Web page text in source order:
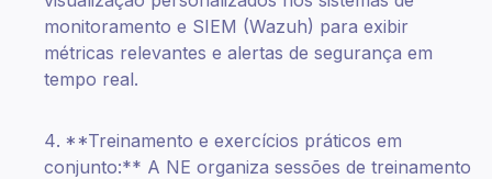
monitoramento e SIEM (Wazuh) para exibir
métricas relevantes e alertas de segurança em
tempo real.
**Treinamento e exercícios práticos em
conjunto:** A NE organiza sessões de treinamento